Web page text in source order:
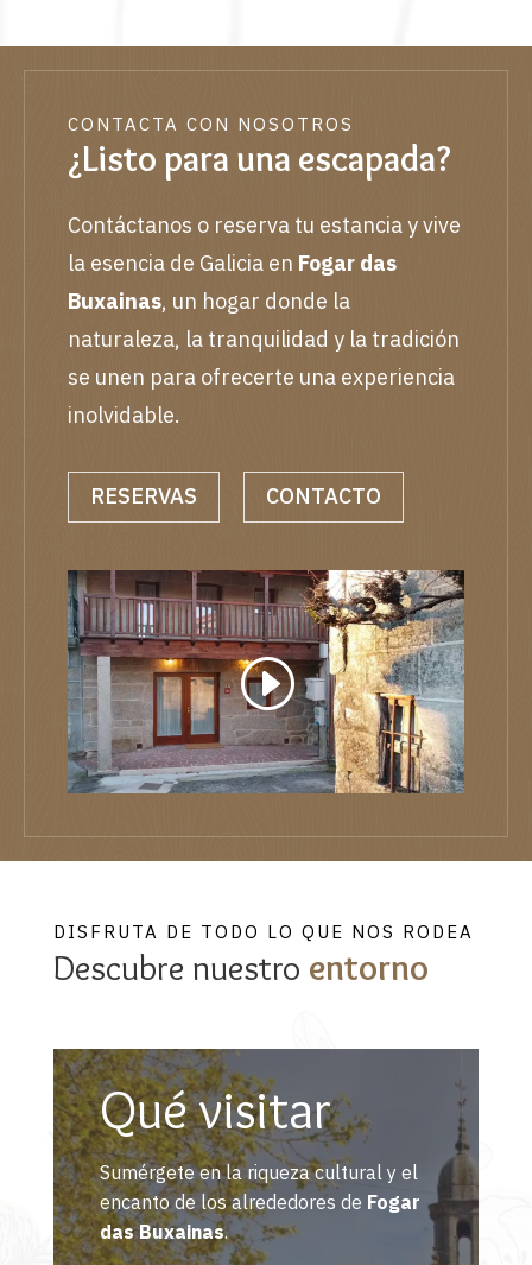
CONTACTA CON NOSOTROS
¿Listo para una escapada?
Contáctanos o reserva tu estancia y vive
la esencia de Galicia en Fogar das
Buxainas, un hogar donde la
naturaleza, la tranquilidad y la tradición
se unen para ofrecerte una experiencia
inolvidable.
RESERVAS CONTACTO
DISFRUTA DE TODO LO QUE NOS RODEA
Descubre nuestro entorno
Qué visitar
Sumérgete en la riqueza cultural y el
encanto de los alrededores de Fogar
das Buxainas.